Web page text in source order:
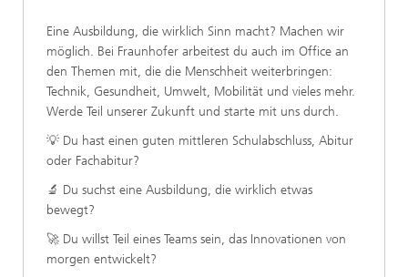
Eine Ausbildung, die wirklich Sinn macht? Machen wir
möglich. Bei Fraunhofer arbeitest du auch im Office an
den Themen mit, die die Menschheit weiterbringen:
Technik, Gesundheit, Umwelt, Mobilität und vieles mehr.
Werde Teil unserer Zukunft und starte mit uns durch.
💡 Du hast einen guten mittleren Schulabschluss, Abitur
oder Fachabitur?
🔬 Du suchst eine Ausbildung, die wirklich etwas
bewegt?
🚀 Du willst Teil eines Teams sein, das Innovationen von
morgen entwickelt?